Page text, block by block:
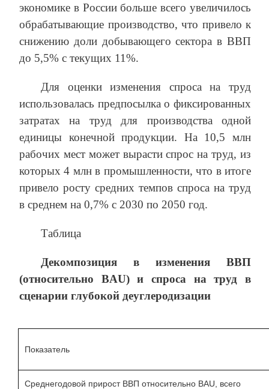
экономике в России больше всего увеличилось
обрабатывающие производство, что привело к
снижению доли добывающего сектора в ВВП
до 5,5% с текущих 11%.
Для оценки изменения спроса на труд
использовалась предпосылка о фиксированных
затратах на труд для производства одной
единицы конечной продукции. На 10,5 млн
рабочих мест может вырасти спрос на труд, из
которых 4 млн в промышленности, что в итоге
привело росту средних темпов спроса на труд
в среднем на 0,7% с 2030 по 2050 год.
Таблица
Декомпозиция в изменения ВВП
(относительно BAU) и спроса на труд в
сценарии глубокой деуглеродизации
Показатель
Среднегодовой прирост ВВП относительно BAU, всего